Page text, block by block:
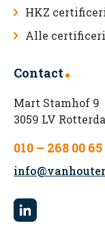
HKZ
Alle
Contact
Mart Stamhof 9
3059 LV
010 – 268 00 65